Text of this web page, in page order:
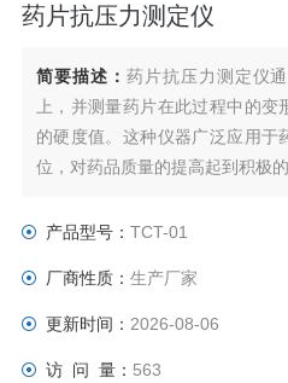
药片抗压力测定仪
简要描述： 药片抗压力测定仪
上，并测量药片在此过程中的
的硬度值。这种仪器广泛应用于
位，对药品质量的提高起到积极的
产品型号： TCT-01
厂商性质： 生产厂家
更新时间： 2026-08-06
访 问 量： 563